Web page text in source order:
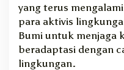
i
l
yang terus
para aktivis
Bumi untuk menjaga
beradaptasi dengan
lingkungan.